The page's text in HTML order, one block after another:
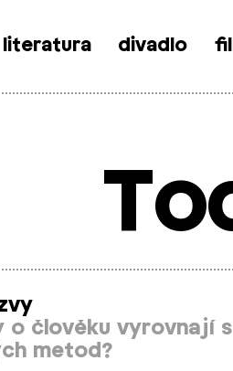
literatura divadlo
o člověku vyrovnají
metod?